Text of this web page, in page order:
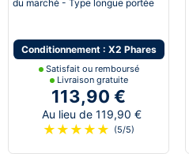
du marché - Type longue portée
Conditionnement : X2 Phares
Satisfait ou remboursé
Livraison gratuite
113,90 €
Au lieu de 119,90 €
★ ★ ★ ★ ★ (5/5)